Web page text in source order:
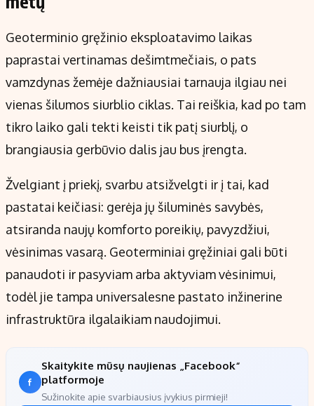
Geoterminio gręžinio eksploatavimo laikas
paprastai vertinamas dešimtmečiais, o pats
vamzdynas žemėje dažniausiai tarnauja ilgiau nei
vienas šilumos siurblio ciklas. Tai reiškia, kad po tam
tikro laiko gali tekti keisti tik patį siurblį, o
brangiausia gerbūvio dalis jau bus įrengta.
Žvelgiant į priekį, svarbu atsižvelgti ir į tai, kad
pastatai keičiasi: gerėja jų šiluminės savybės,
atsiranda naujų komforto poreikių, pavyzdžiui,
vėsinimas vasarą. Geoterminiai gręžiniai gali būti
panaudoti ir pasyviam arba aktyviam vėsinimui,
todėl jie tampa universalesne pastato inžinerine
infrastruktūra ilgalaikiam naudojimui.
Skaitykite mūsų naujienas „Facebook“
platformoje
Sužinokite apie svarbiausius įvykius pirmieji!